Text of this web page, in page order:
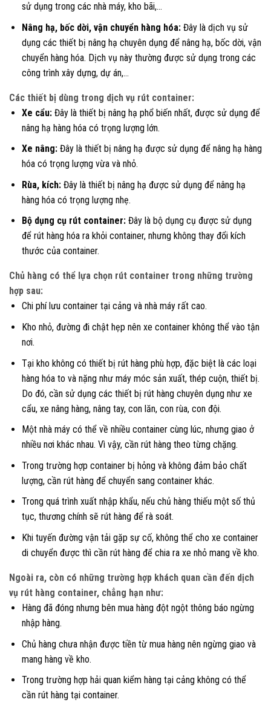
sử dụng trong các nhà máy, kho bãi,…
Nâng hạ, bốc dời, vận chuyển hàng hóa:Đây là dịch vụ sử
dụng các thiết bị nâng hạ chuyên dụng để nâng hạ, bốc dời, vận
chuyển hàng hóa. Dịch vụ này thường được sử dụng trong các
công trình xây dựng, dự án,…
Các thiết bị dùng trong dịch vụ rút container:
Xe cẩu:Đây là thiết bị nâng hạ phổ biến nhất, được sử dụng để
nâng hạ hàng hóa có trọng lượng lớn.
Xe nâng:Đây là thiết bị nâng hạ được sử dụng để nâng hạ hàng
hóa có trọng lượng vừa và nhỏ.
Rùa, kích:Đây là thiết bị nâng hạ được sử dụng để nâng hạ
hàng hóa có trọng lượng nhẹ.
Bộ dụng cụ rút container:Đây là bộ dụng cụ được sử dụng
để rút hàng hóa ra khỏi container, nhưng không thay đổi kích
thước của container.
Chủ hàng có thể lựa chọn rút container trong những trường
hợp sau:
Chi phí lưu container tại cảng và nhà máy rất cao.
Kho nhỏ, đường đi chật hẹp nên xe container không thể vào tận
nơi.
Tại kho không có thiết bị rút hàng phù hợp, đặc biệt là các loại
hàng hóa to và nặng như máy móc sản xuất, thép cuộn, thiết bị.
Do đó, cần sử dụng các thiết bị rút hàng chuyên dụng như xe
cẩu, xe nâng hàng, nâng tay, con lăn, con rùa, con đội.
Một nhà máy có thể về nhiều container cùng lúc, nhưng giao ở
nhiều nơi khác nhau. Vì vậy, cần rút hàng theo từng chặng.
Trong trường hợp container bị hỏng và không đảm bảo chất
lượng, cần rút hàng để chuyển sang container khác.
Trong quá trình xuất nhập khẩu, nếu chủ hàng thiếu một số thủ
tục, thương chính sẽ rút hàng để rà soát.
Khi tuyến đường vận tải gặp sự cố, không thể cho xe container
di chuyển được thì cần rút hàng để chia ra xe nhỏ mang về kho.
Ngoài ra, còn có những trường hợp khách quan cần đến dịch
vụ rút hàng container, chẳng hạn như:
Hàng đã đóng nhưng bên mua hàng đột ngột thông báo ngừng
nhập hàng.
Chủ hàng chưa nhận được tiền từ mua hàng nên ngừng giao và
mang hàng về kho.
Trong trường hợp hải quan kiểm hàng tại cảng không có thể
cần rút hàng tại container.